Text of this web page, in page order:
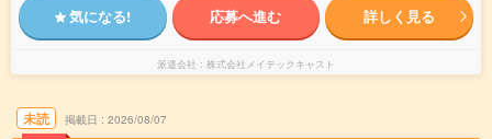
気になる! 応募へ進む 詳しく見る
派遣会社 株式会社メイテックキャスト
未読 掲載日 2026/08/07